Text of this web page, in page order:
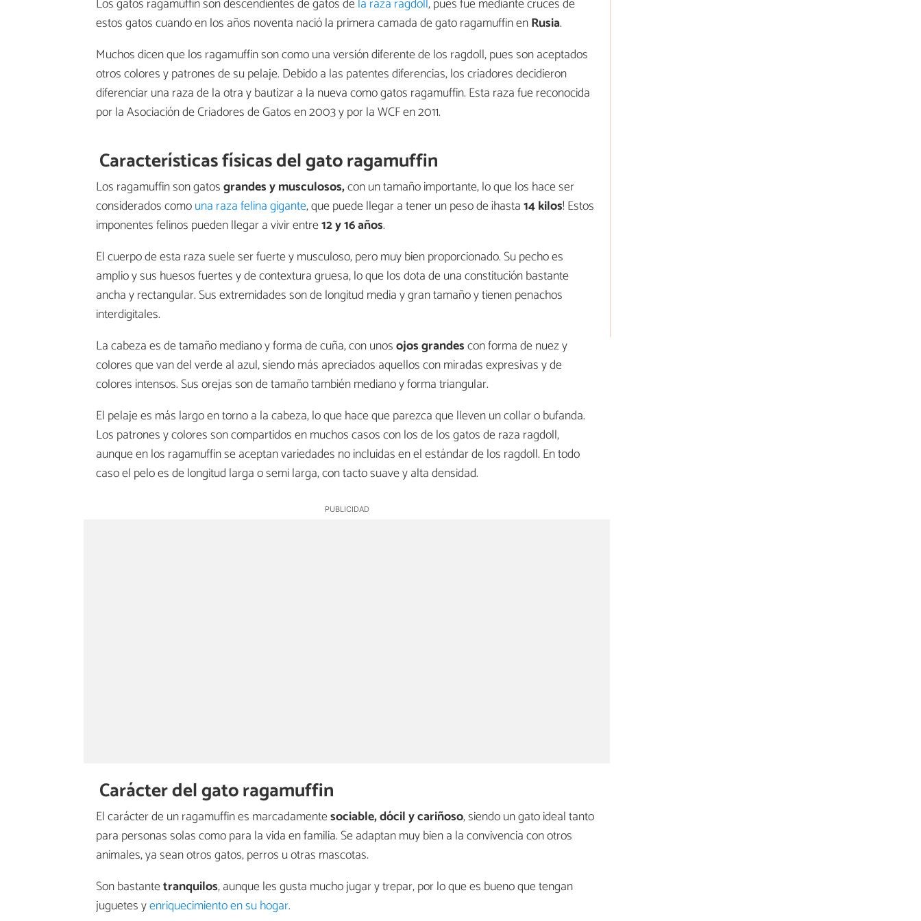
Los gatos ragamuffin son descendientes de gatos dela raza ragdoll, pues fue mediante cruces de
estos gatos cuando en los años noventa nació la primera camada de gato ragamuffin enRusia.
Muchos dicen que los ragamuffin son como una versión diferente de los ragdoll, pues son aceptados
otros colores y patrones de su pelaje. Debido a las patentes diferencias, los criadores decidieron
diferenciar una raza de la otra y bautizar a la nueva como gatos ragamuffin. Esta raza fue reconocida
por la Asociación de Criadores de Gatos en 2003 y por la WCF en 2011.
Características físicas del gato ragamuffin
Los ragamuffin son gatosgrandes y musculosos,con un tamaño importante, lo que los hace ser
considerados comouna raza felina gigante, que puede llegar a tener un peso de ¡hasta14 kilos! Estos
imponentes felinos pueden llegar a vivir entre12 y 16 años.
El cuerpo de esta raza suele ser fuerte y musculoso, pero muy bien proporcionado. Su pecho es
amplio y sus huesos fuertes y de contextura gruesa, lo que los dota de una constitución bastante
ancha y rectangular. Sus extremidades son de longitud media y gran tamaño y tienen penachos
interdigitales.
La cabeza es de tamaño mediano y forma de cuña, con unosojos grandescon forma de nuez y
colores que van del verde al azul, siendo más apreciados aquellos con miradas expresivas y de
colores intensos. Sus orejas son de tamaño también mediano y forma triangular.
El pelaje es más largo en torno a la cabeza, lo que hace que parezca que lleven un collar o bufanda.
Los patrones y colores son compartidos en muchos casos con los de los gatos de raza ragdoll,
aunque en los ragamuffin se aceptan variedades no incluidas en el estándar de los ragdoll. En todo
caso el pelo es de longitud larga o semi larga, con tacto suave y alta densidad.
Carácter del gato ragamuffin
El carácter de un ragamuffin es marcadamentesociable, dócil y cariñoso, siendo un gato ideal tanto
para personas solas como para la vida en familia. Se adaptan muy bien a la convivencia con otros
animales, ya sean otros gatos, perros u otras mascotas.
Son bastantetranquilos, aunque les gusta mucho jugar y trepar, por lo que es bueno que tengan
juguetes yenriquecimiento en su hogar.